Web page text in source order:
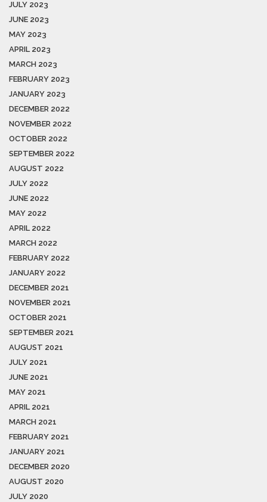
JULY 2023
JUNE 2023
MAY 2023
APRIL 2023
MARCH 2023
FEBRUARY 2023
JANUARY 2023
DECEMBER 2022
NOVEMBER 2022
OCTOBER 2022
SEPTEMBER 2022
AUGUST 2022
JULY 2022
JUNE 2022
MAY 2022
APRIL 2022
MARCH 2022
FEBRUARY 2022
JANUARY 2022
DECEMBER 2021
NOVEMBER 2021
OCTOBER 2021
SEPTEMBER 2021
AUGUST 2021
JULY 2021
JUNE 2021
MAY 2021
APRIL 2021
MARCH 2021
FEBRUARY 2021
JANUARY 2021
DECEMBER 2020
AUGUST 2020
JULY 2020